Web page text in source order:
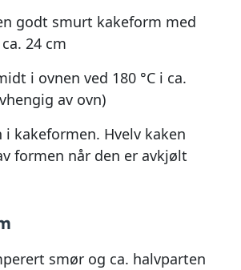
godt smurt kakeform med
24 cm
i ovnen ved 180 °C i ca.
av ovn)
i kakeformen. Hvelv kaken
formen når den er avkjølt
smør og ca. halvparten